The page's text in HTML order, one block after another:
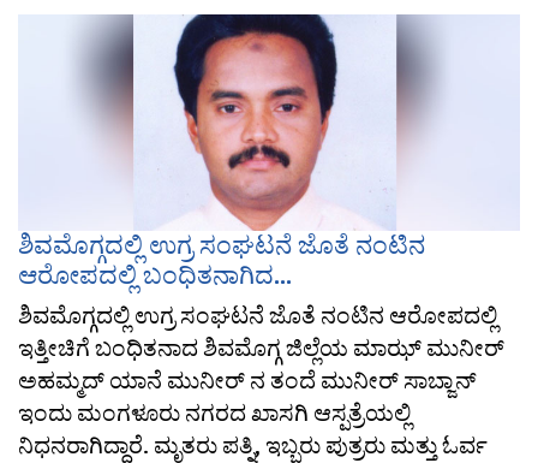
ಶಿವಮೊಗ್ಗದಲ್ಲಿ ಉಗ್ರ ಸಂಘಟನೆ ಜೊತೆ ನಂಟಿನ
ಆರೋಪದಲ್ಲಿ ಬಂಧಿತನಾಗಿದ...
ಶಿವಮೊಗ್ಗದಲ್ಲಿ ಉಗ್ರ ಸಂಘಟನೆ ಜೊತೆ ನಂಟಿನ ಆರೋಪದಲ್ಲಿ
ಇತ್ತೀಚಿಗೆ ಬಂಧಿತನಾದ ಶಿವಮೊಗ್ಗ ಜಿಲ್ಲೆಯ ಮಾಝ್ ಮುನೀರ್
ಅಹಮ್ಮದ್ ಯಾನೆ ಮುನೀರ್ ‌ನ ತಂದೆ ಮುನೀರ್ ಸಾಬ್ಜಾನ್
ಇಂದು ಮಂಗಳೂರು ನಗರದ ಖಾಸಗಿ ಆಸ್ಪತ್ರೆಯಲ್ಲಿ
ನಿಧನರಾಗಿದ್ದಾರೆ. ಮೃತರು ಪತ್ನಿ, ಇಬ್ಬರು ಪುತ್ರರು ಮತ್ತು ಓರ್ವ